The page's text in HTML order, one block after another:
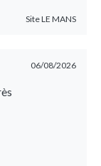
SiteLE MANS
06/08/2026